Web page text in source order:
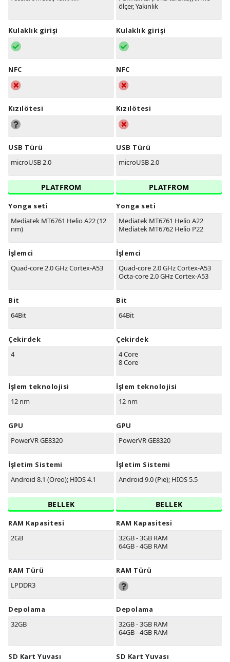
Kulaklık girişi
NFC
Kızılötesi
USB Türü
microUSB 2.0
PLATFROM
Yonga seti
Mediatek MT6761 Helio A22 (12
nm)
İşlemci
Quad-core 2.0 GHz Cortex-A53
Bit
64Bit
Çekirdek
4
İşlem teknolojisi
12 nm
GPU
PowerVR GE8320
İşletim Sistemi
Android 8.1 (Oreo); HIOS 4.1
BELLEK
RAM Kapasitesi
2GB
RAM Türü
LPDDR3
Depolama
32GB
SD Kart Yuvası
ölçer, Yakınlık
Kulaklık girişi
NFC
Kızılötesi
USB Türü
microUSB 2.0
PLATFROM
Yonga seti
Mediatek MT6761 Helio A22
Mediatek MT6762 Helio P22
İşlemci
Quad-core 2.0 GHz Cortex-A53
Octa-core 2.0 GHz Cortex-A53
Bit
64Bit
Çekirdek
4 Core
8 Core
İşlem teknolojisi
12 nm
GPU
PowerVR GE8320
İşletim Sistemi
Android 9.0 (Pie); HIOS 5.5
BELLEK
RAM Kapasitesi
32GB - 3GB RAM
64GB - 4GB RAM
RAM Türü
Depolama
32GB - 3GB RAM
64GB - 4GB RAM
SD Kart Yuvası